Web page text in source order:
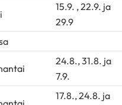
15.9. , 22.9. ja
29.9
24.8., 31.8. ja
7.9.
17.8., 24.8. ja